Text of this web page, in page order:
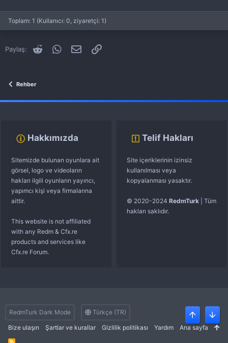
RedM | S.S.S
Rehber
Toplam: 1 (Kullanıcı: 0, ziyaretçi: 1)
Paylaş: RedditWhatsApp
E-postaLink
Rehber
Hakkımızda
Sitemizde bulunan oyunlara ait
görsel, logo ve videoların
hakları ilgili oyunların yayıncı,
yapımcı kişi veya firmalarına
aittir.
This website is not affiliated
with any Redm & Cfx.re
products and services like
Cfx.re Forum.
Telif Hakları
Site içeriklerinin izinsiz
kullanılması veya
kopyalanması yasaktır.
© 2020-2024 RedmTurk | Tüm
hakları saklıdır.
RedmTurk Dark Mode
Türkçe (TR)
Bize ulaşın
Şartlar ve kurallar Gizlilik politikası Yardım Ana sayfa
R
Üst Alt